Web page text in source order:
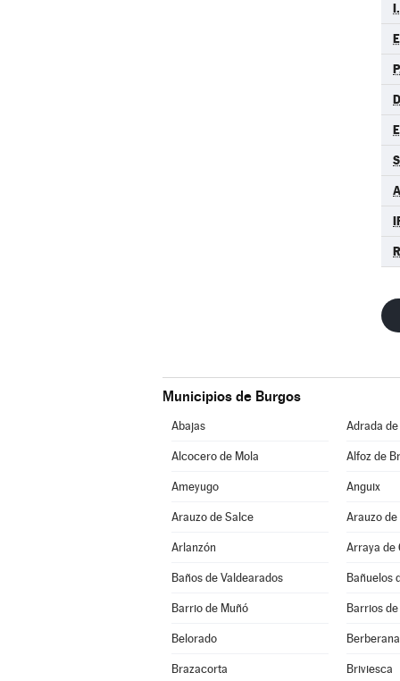
Municipios de Burgos
Abajas Adrada de
Alcocero de Mola Alfoz de
Ameyugo Anguix
Arauzo de Salce Arauzo
Arlanzón Arraya de
Baños de Valdearados Bañuelos
Barrio de Muñó Barrios
Belorado Berberana
Brazacorta Briviesca